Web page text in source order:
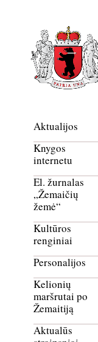
Aktualijos
Knygos
internetu
El. žurnalas
„Žemaičių
žemė“
Kultūros
renginiai
Personalijos
Kelionių
maršrutai po
Žemaitiją
Aktualūs